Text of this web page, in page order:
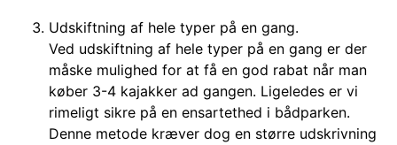
Udskiftning af hele typer på en gang.
Ved udskiftning af hele typer på en gang er der
måske mulighed for at få en god rabat når man
køber 3-4 kajakker ad gangen. Ligeledes er vi
rimeligt sikre på en ensartethed i bådparken.
Denne metode kræver dog en større udskrivning